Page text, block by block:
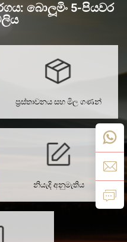
බොලූමිං 5-පියවර
ප්‍රස්තාවනය සහ මිල ගණන්
නියැදි අනුමැතිය